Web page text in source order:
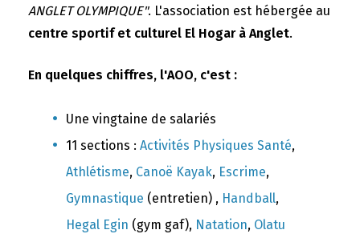
ANGLET OLYMPIQUE". L'association est hébergée au
centre sportif et culturel El Hogar à Anglet.
En quelques chiffres, l'AOO, c'est :
Une vingtaine de salariés
11 sections : Activités Physiques Santé,
Athlétisme, Canoë Kayak, Escrime,
Gymnastique (entretien) , Handball,
Hegal Egin (gym gaf), Natation, Olatu